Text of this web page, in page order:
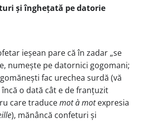
şi îngheţată pe datorie
ieșean pare că în zadar „se
numește pe datornici gogomani;
fac urechea surdă (vă
o dată cât e de franțuzit
care traducemot à motexpresia
), mănâncă confeturi și